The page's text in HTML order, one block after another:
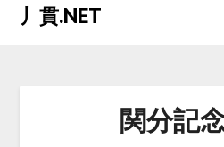
Skip丿貫.NET
関分記